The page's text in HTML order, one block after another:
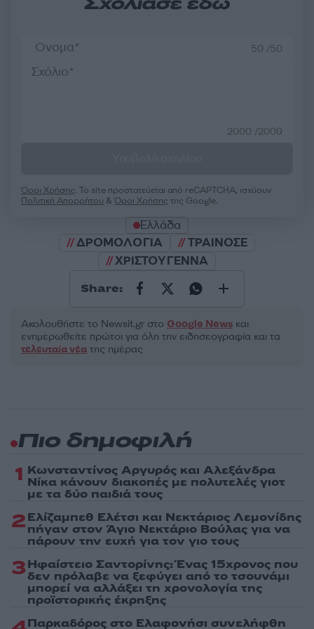
Σχολίασε εδώ
50 /50
2000 /2000
Όροι Χρήσης. Το site προστατεύεται από reCAPTCHA, ισχύουν
Πολιτική Απορρήτου &Όροι Χρήσης της Google.
Ελλάδα
ΔΡΟΜΟΛΟΓΙΑ
ΤΡΑΙΝΟΣΕ
ΧΡΙΣΤΟΥΓΕΝΝΑ
Share:
Ακολουθήστε το Νewsit.gr στο Google News και
ενημερωθείτε πρώτοι για όλη την ειδησεογραφία και τα
τελευταία νέα της ημέρας
Πιο δημοφιλή
1 Κωνσταντίνος Αργυρός και Αλεξάνδρα
Νίκα κάνουν διακοπές με πολυτελές γιοτ
με τα δύο παιδιά τους
2Ελίζαμπεθ Ελέτσι και Νεκτάριος Λεμονίδης
πήγαν στον Άγιο Νεκτάριο Βούλας για να
πάρουν την ευχή για τον γιο τους
3Ηφαίστειο Σαντορίνης: Ένας 15χρονος που
δεν πρόλαβε να ξεφύγει από το τσουνάμι
μπορεί να αλλάξει τη χρονολογία της
προϊστορικής έκρηξης
Παρκαδόρος στο Ελαφονήσι συνελήφθη